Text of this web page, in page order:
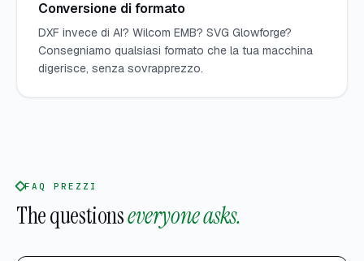
Conversione di formato
DXF invece di AI? Wilcom EMB? SVG Glowforge?
Consegniamo qualsiasi formato che la tua macchina
digerisce, senza sovrapprezzo.
FAQ PREZZI
The questionseveryone asks.